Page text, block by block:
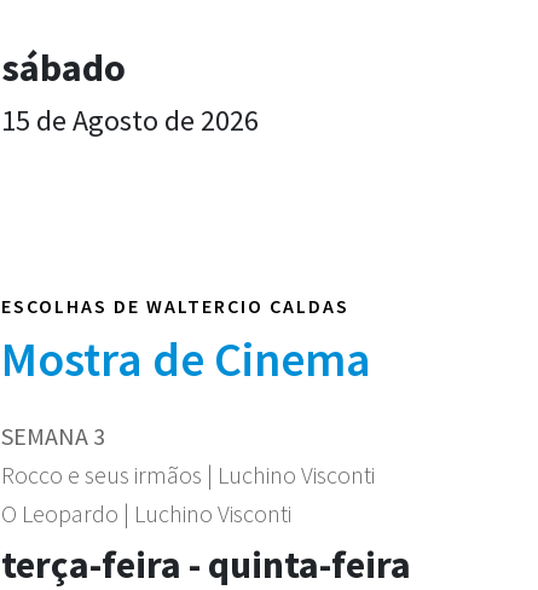
sábado
15 de Agosto de 2026
ESCOLHAS DE WALTERCIO CALDAS
Mostra de Cinema
SEMANA 3
Rocco e seus irmãos | Luchino Visconti
O Leopardo | Luchino Visconti
terça-feira - quinta-feira